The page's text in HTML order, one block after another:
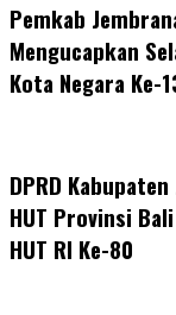
Pemkab
Mengucapkan
Kota Negara Ke-
DPRD
HUT Provinsi
HUT RI Ke-80